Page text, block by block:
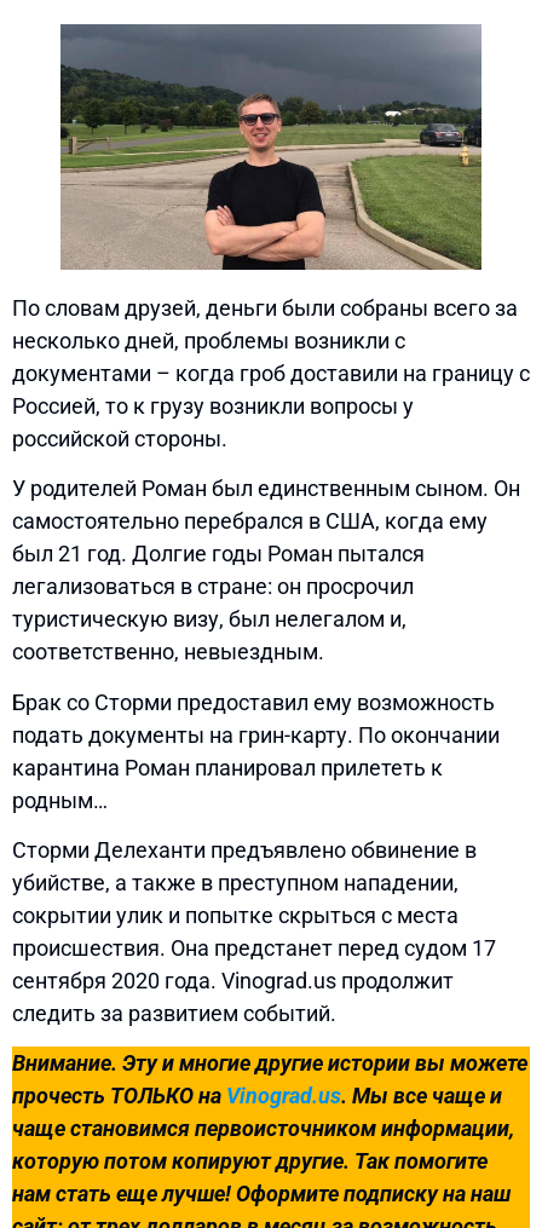
По словам друзей, деньги были собраны всего за
несколько дней, проблемы возникли с
документами – когда гроб доставили на границу с
Россией, то к грузу возникли вопросы у
российской стороны.
У родителей Роман был единственным сыном. Он
самостоятельно перебрался в США, когда ему
был 21 год. Долгие годы Роман пытался
легализоваться в стране: он просрочил
туристическую визу, был нелегалом и,
соответственно, невыездным.
Брак со Сторми предоставил ему возможность
подать документы на грин-карту. По окончании
карантина Роман планировал прилететь к
родным…
Сторми Делеханти предъявлено обвинение в
убийстве, а также в преступном нападении,
сокрытии улик и попытке скрыться с места
происшествия. Она предстанет перед судом 17
сентября 2020 года. Vinograd.us продолжит
следить за развитием событий.
Внимание. Эту и многие другие истории вы можете
прочесть ТОЛЬКО на Vinograd.us. Мы все чаще и
чаще становимся первоисточником информации,
которую потом копируют другие. Так помогите
нам стать еще лучше! Оформите подписку на наш